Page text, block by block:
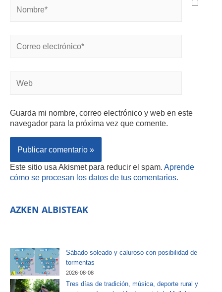
Guarda mi nombre, correo electrónico y web en este
navegador para la próxima vez que comente.
Este sitio usa Akismet para reducir el spam. Aprende
cómo se procesan los datos de tus comentarios.
AZKEN ALBISTEAK
Sábado soleado y caluroso con posibilidad de
tormentas
2026-08-08
Tres días de tradición, música, deporte rural y